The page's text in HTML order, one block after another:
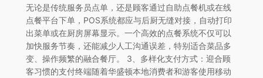
无论是传统服务员点单，还是顾客通过自助点餐机或在线
点餐平台下单，POS系统都应与后厨无缝对接，自动打印
出菜单或在厨房屏幕显示。一个高效的点餐系统不仅可以
加快服务节奏，还能减少人工沟通误差，特别适合菜品多
变、操作频繁的融合餐厅。 3、多样化支付方式：迎合顾
客习惯的支付终端随着华盛顿本地消费者和游客使用移动